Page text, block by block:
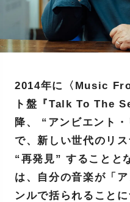
2014年に〈Music
ト盤『Talk To The
降、 “アンビエント
で、新しい世代のリ
“再発見” することと
は、自分の音楽が「
ンルで括られること